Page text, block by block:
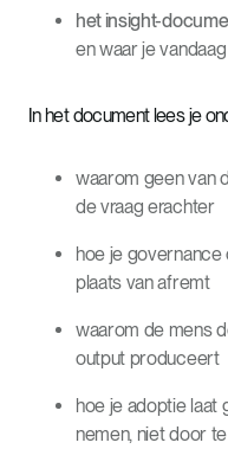
het insight-
en waar je
In het document lees je
waarom geen van
de vraag erachter
hoe je
plaats van afremt
waarom de mens
output produceert
hoe je adoptie
nemen, niet door